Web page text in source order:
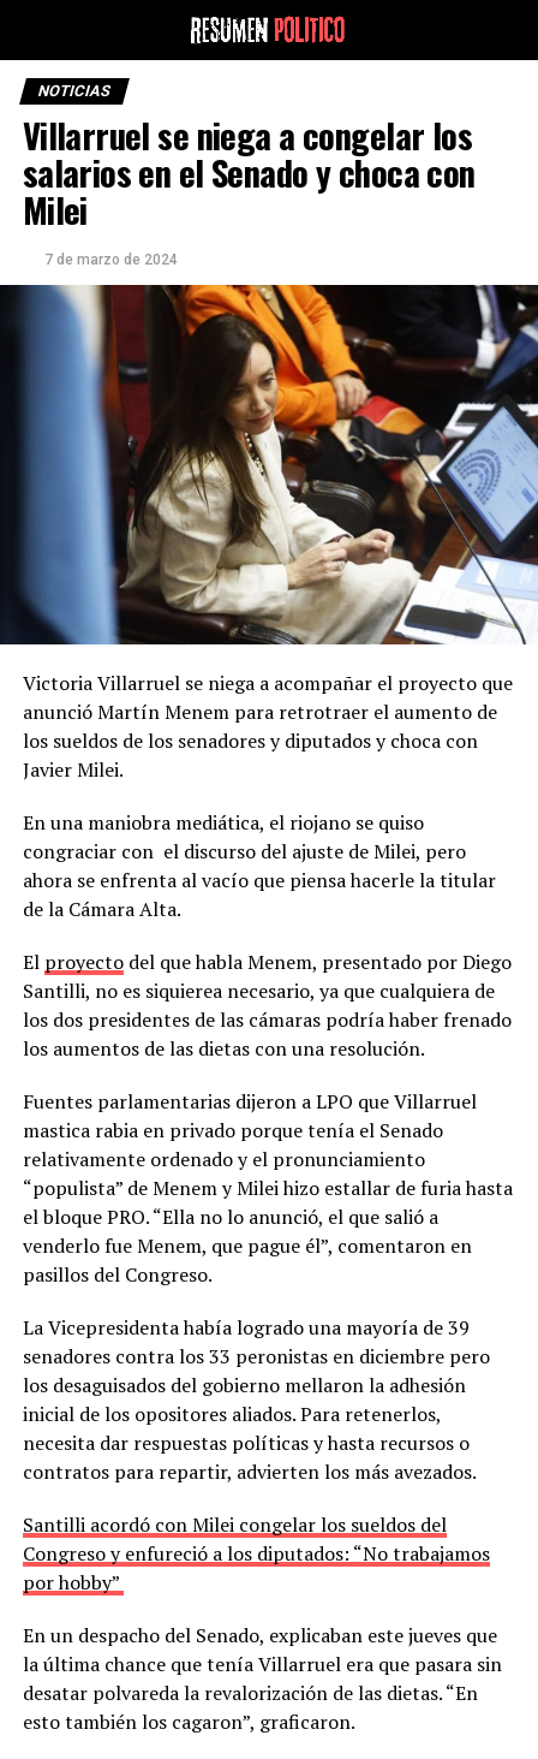
NOTICIAS
Villarruel se niega a congelar los
salarios en el Senado y choca con
Milei
7 de marzo de 2024
Victoria Villarruel se niega a acompañar el proyecto que
anunció Martín Menem para retrotraer el aumento de
los sueldos de los senadores y diputados y choca con
Javier Milei.
En una maniobra mediática, el riojano se quiso
congraciar con el discurso del ajuste de Milei, pero
ahora se enfrenta al vacío que piensa hacerle la titular
de la Cámara Alta.
El proyectodel que habla Menem, presentado por Diego
Santilli, no es siquierea necesario, ya que cualquiera de
los dos presidentes de las cámaras podría haber frenado
los aumentos de las dietas con una resolución.
Fuentes parlamentarias dijeron a LPO que Villarruel
mastica rabia en privado porque tenía el Senado
relativamente ordenado y el pronunciamiento
“populista” de Menem y Milei hizo estallar de furia hasta
el bloque PRO. “Ella no lo anunció, el que salió a
venderlo fue Menem, que pague él”, comentaron en
pasillos del Congreso.
La Vicepresidenta había logrado una mayoría de 39
senadores contra los 33 peronistas en diciembre pero
los desaguisados del gobierno mellaron la adhesión
inicial de los opositores aliados. Para retenerlos,
necesita dar respuestas políticas y hasta recursos o
contratos para repartir, advierten los más avezados.
Santilli acordó con Milei congelar los sueldos del
Congreso y enfureció a los diputados: “No trabajamos
por hobby”
En un despacho del Senado, explicaban este jueves que
la última chance que tenía Villarruel era que pasara sin
desatar polvareda la revalorización de las dietas. “En
esto también los cagaron”, graficaron.